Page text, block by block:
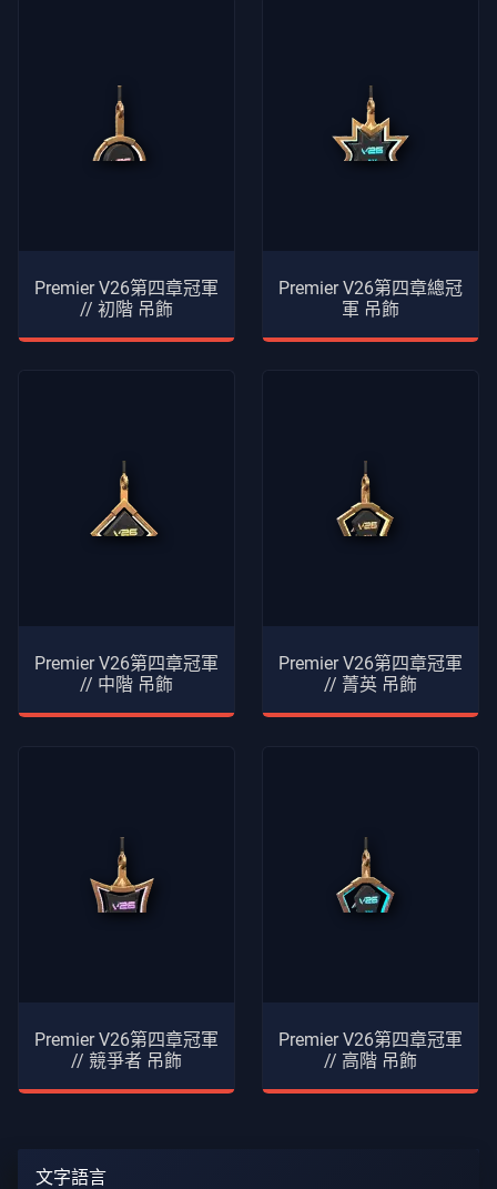
Premier V26第四章冠軍
// 初階 吊飾
Premier V26第四章總冠
軍 吊飾
Premier V26第四章冠軍
// 中階 吊飾
Premier V26第四章冠軍
// 菁英 吊飾
Premier V26第四章冠軍
// 競爭者 吊飾
Premier V26第四章冠軍
// 高階 吊飾
文字語言